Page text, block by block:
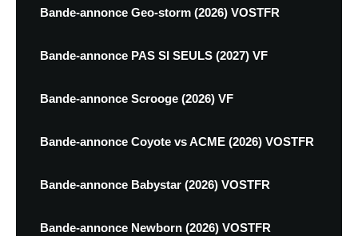
Bande-annonce Geo-storm (2026) VOSTFR
Bande-annonce PAS SI SEULS (2027) VF
Bande-annonce Scrooge (2026) VF
Bande-annonce Coyote vs ACME (2026) VOSTFR
Bande-annonce Babystar (2026) VOSTFR
Bande-annonce Newborn (2026) VOSTFR